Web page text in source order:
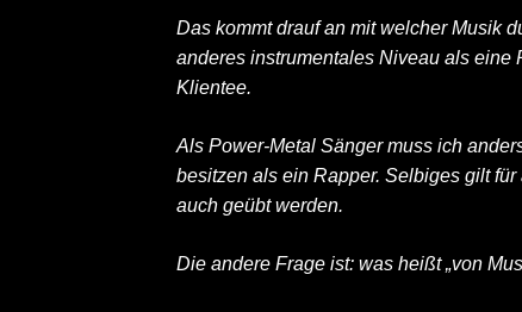
Das kommt drauf an mit welcher Musik
anderes instrumentales Niveau als eine
Klientee.
Als Power-Metal Sänger muss ich
besitzen als ein Rapper. Selbiges gilt
auch geübt werden.
Die andere Frage ist: was heißt „von